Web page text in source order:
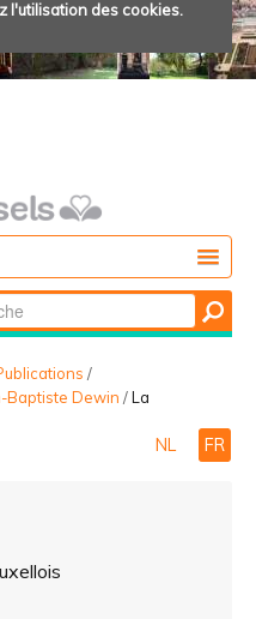
l'utilisation des cookies.
/
Baptiste Dewin /La
NL FR